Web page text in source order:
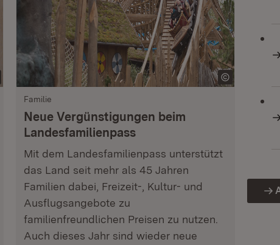
Familie
Neue Vergünstigungen beim
Landesfamilienpass
Mit dem Landesfamilienpass unterstützt
das Land seit mehr als 45 Jahren
Familien dabei, Freizeit-, Kultur- und
Ausflugsangebote zu
familienfreundlichen Preisen zu nutzen.
Auch dieses Jahr sind wieder neue